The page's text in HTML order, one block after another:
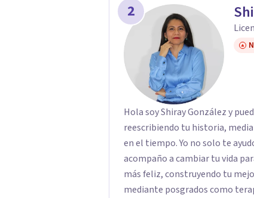
2
Hola soy Shiray González y
reescribiendo tu historia,
en el tiempo. Yo no solo te
acompaño a cambiar tu vida
más feliz, construyendo tu mejor versión. Con una
mediante posgrados como